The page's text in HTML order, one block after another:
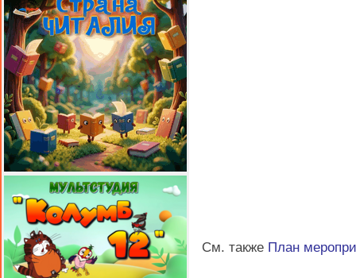
См. также План